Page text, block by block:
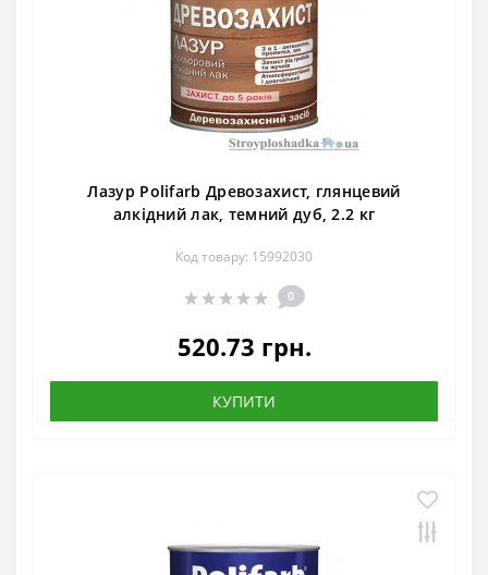
Лазур Polifarb Древозахист, глянцевий
алкідний лак, темний дуб, 2.2 кг
Код товару: 15992030
0
520.73 грн.
КУПИТИ